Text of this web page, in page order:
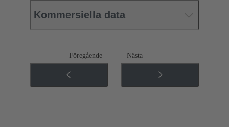
Kommersiella data
Föregående Nästa